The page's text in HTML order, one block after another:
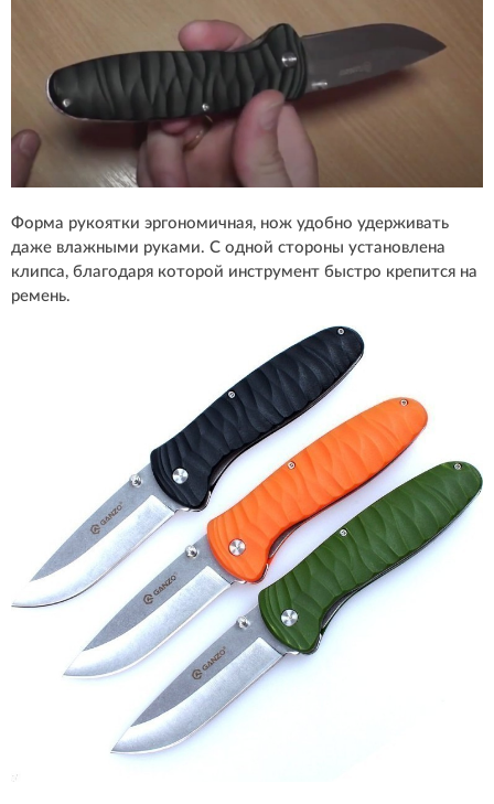
Форма рукоятки эргономичная, нож удобно удерживать
даже влажными руками. С одной стороны установлена
клипса, благодаря которой инструмент быстро крепится на
ремень.